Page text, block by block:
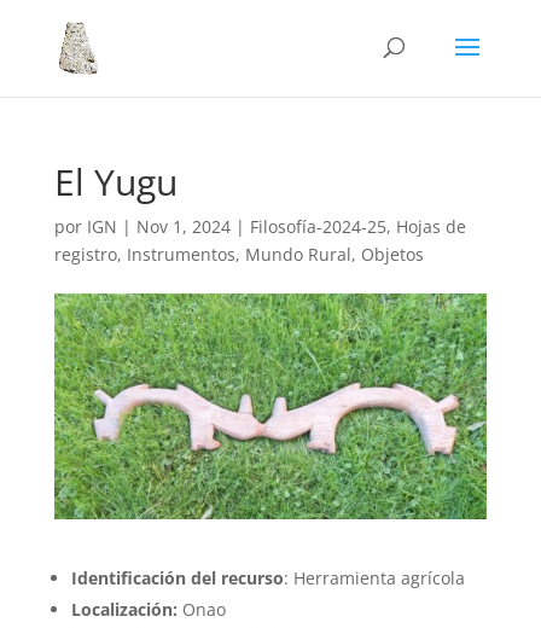
El Yugu
por IGN | Nov 1, 2024| Filosofía-2024-25, Hojas de
registro, Instrumentos, Mundo Rural, Objetos
Identificación del recurso: Herramienta agrícola
Localización: Onao